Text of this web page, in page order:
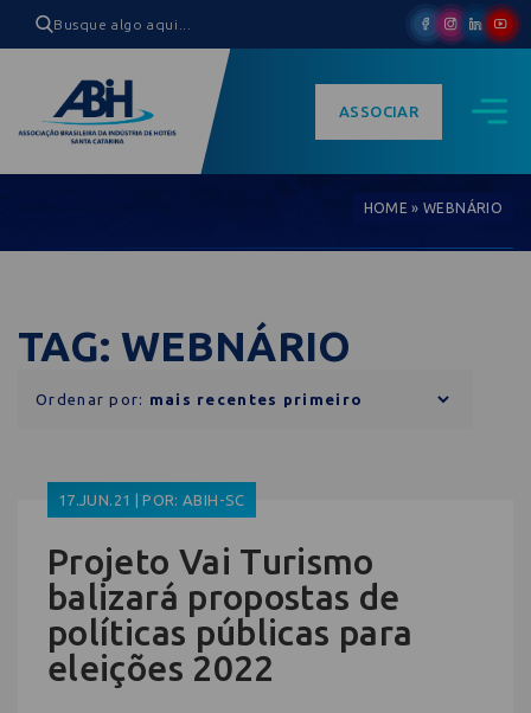
ASSOCIAR
HOME »WEBNÁRIO
TAG: WEBNÁRIO
Ordenar por:
17.JUN.21 | POR: ABIH-SC
Projeto Vai Turismo
balizará propostas de
políticas públicas para
eleições 2022